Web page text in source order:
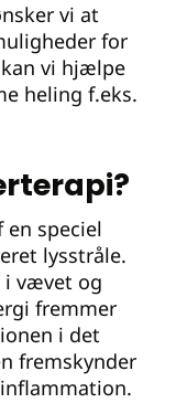
vi at
for
vi hjælpe
heling f.eks.
en speciel
lysstråle.
i vævet og
fremmer
i det
fremskynder